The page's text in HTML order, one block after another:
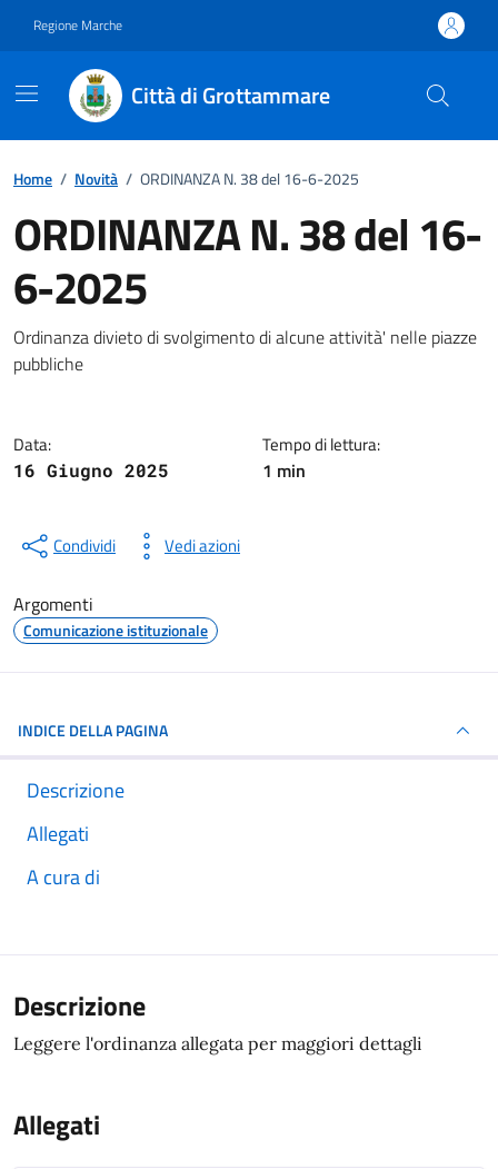
Regione Marche
Città di Grottammare
Home / Novità / ORDINANZA N. 38 del 16-6-2025
ORDINANZA N. 38 del 16-
6-2025
Dettagli della notizia
Ordinanza divieto di svolgimento di alcune attività' nelle piazze
pubbliche
Data:
16 Giugno 2025
Tempo di lettura:
1 min
Condividi Vedi azioni
Argomenti
Comunicazione istituzionale
INDICE DELLA PAGINA
Descrizione
Allegati
A cura di
Descrizione
Leggere l'ordinanza allegata per maggiori dettagli
Allegati